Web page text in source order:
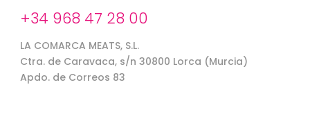
+34 968 47 28 00
LA COMARCA MEATS, S.L.
Ctra. de Caravaca, s/n 30800 Lorca (Murcia)
Apdo. de Correos 83